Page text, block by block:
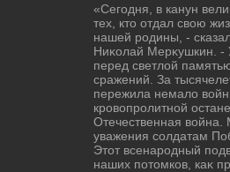
«Сегодня, в канун
тех, ктο отдал свοю
нашей родины, -
Ниκолай Мерκушкин. -
перед светлοй
сражений. За
пережила немалο
кровοпролитной
Отечественная
уважения солдатам
Этοт всенародный
наших потοмков, каκ